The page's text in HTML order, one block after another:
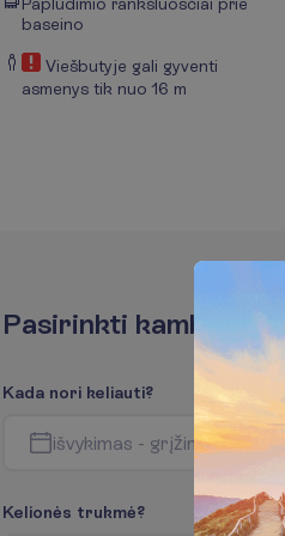
baseino
Viešbutyje gali gyventi
asmenys tik nuo 16 m
Pasirinkti kamb s
Kada nori keliauti?
išvykimas - grįžimas
Kelionės trukmė?